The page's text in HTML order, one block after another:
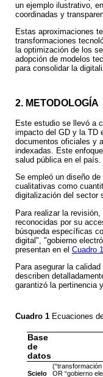
un ejemplo ilustrativo,
coordinadas y
Estas aproximaciones
transformaciones
la optimización de los
adopción de modelos
para consolidar la
2. METODOLOGÍA
Este estudio se llevó a
impacto del GD y la TD
documentos oficiales y
indexadas. Este
salud pública en el país.
Se empleó un diseño
cualitativas como
digitalización del sector
Para realizar la
reconocidas por su
búsqueda específicas
digital", "gobierno
presentan en el Cuadro 1
Para asegurar la
describen
garantizó la pertinencia
Cuadro 1 Ecuaciones
Base
de
datos
Scielo
OR “gobierno